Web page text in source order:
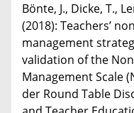
Bönte, J., Dicke, T.,
(2018): Teachers’
management
validation of the
Management Scale
der Round Table